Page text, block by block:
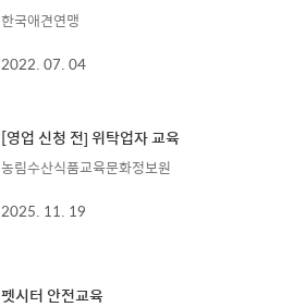
한국애견연맹
2022. 07. 04
[영업 신청 전] 위탁업자 교육
농림수산식품교육문화정보원
2025. 11. 19
펫시터 안전교육